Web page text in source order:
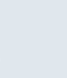
Centre-Est et
Pour
ses actions